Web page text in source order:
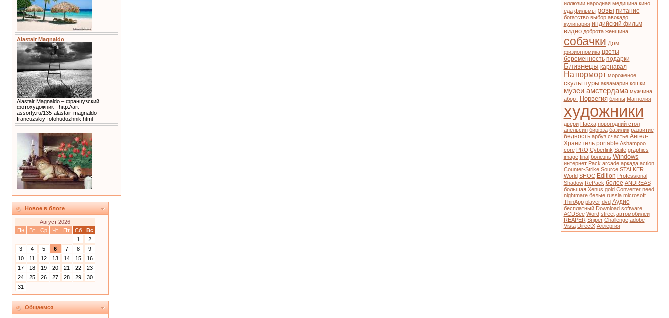
Alastair Magnaldo
Alastair Magnaldo – французский
фотохудожник - http://art-
assorty.ru/135-alastair-magnaldo-
francuzskiy-fotohudozhnik.html
Новое в блоге
Август 2026
Пн
Вт Ср Чт Пт Сб
Вс
1
2
3
4 5 6 7 8
9
10
11 12 13 14 15
16
17
18 19 20 21 22
23
24
25 26 27 28 29
30
31
Общаемся
иллюзии народная медицина кино
еда фильмы розы питание
богатство выбор авокадо
кулинария индийский фильм
видео доброта женщина
собачки Дом
физиогномика цветы
беременность подарки
Близнецы карнавал
Натюрморт мороженое
скульптуры аквамарин кошки
музеи амстердама мужчина
аборт Норвегия блины Магнолия
художники
двери Пасха новогодний стол
апельсин бирюза базилик развитие
бедность арбуз счастье Ангел-
Хранитель portable Ashampoo
core PRO Cyberlink Suite graphics
image final болезнь Windows
интернет Pack arcade аркада action
Counter-Strike Source STALKER
World SHOC Edition Professional
Shadow RePack более ANDREAS
большая Xenus gold Converter need
nightmare белые russia microsoft
ThinApp player dvd Аудио
бесплатный Download software
ACDSee Word street автомобилей
REAPER Sniper Challenge adobe
Vista DirectX Аллергия